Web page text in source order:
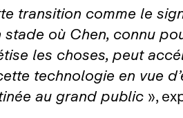
transition comme le
où Chen, connu
les choses, peut
technologie en vue
au grand public »,